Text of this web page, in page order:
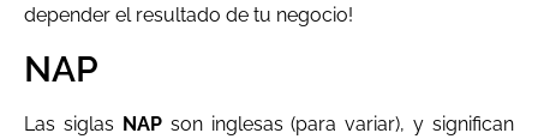
depender el resultado de tu negocio!
NAP
Las siglas NAPson inglesas (para variar), y significan